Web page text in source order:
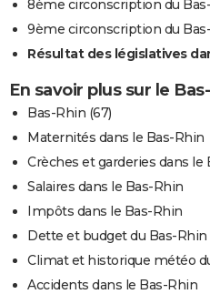
8ème circonscription du
9ème circonscription du
Résultat des législatives
En savoir plus sur le
Bas-Rhin (67)
Maternités dans le Bas-Rhin
Crèches et garderies dans le
Salaires dans le Bas-Rhin
Impôts dans le Bas-Rhin
Dette et budget du Bas-Rhin
Climat et historique météo
Accidents dans le Bas-Rhin